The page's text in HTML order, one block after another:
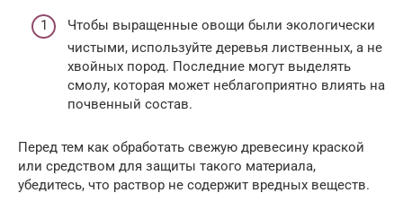
Чтобы выращенные овощи были экологически
чистыми, используйте деревья лиственных, а не
хвойных пород. Последние могут выделять
смолу, которая может неблагоприятно влиять на
почвенный состав.
Перед тем как обработать свежую древесину краской
или средством для защиты такого материала,
убедитесь, что раствор не содержит вредных веществ.